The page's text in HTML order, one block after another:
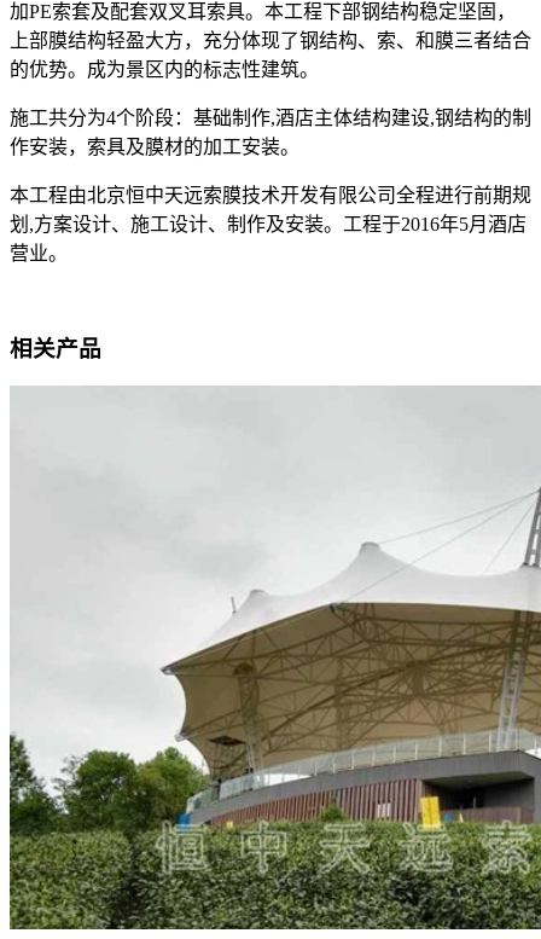
加PE索套及配套双叉耳索具。本工程下部钢结构稳定坚固，
上部膜结构轻盈大方，充分体现了钢结构、索、和膜三者结合
的优势。成为景区内的标志性建筑。
施工共分为4个阶段：基础制作,酒店主体结构建设,钢结构的制
作安装，索具及膜材的加工安装。
本工程由北京恒中天远索膜技术开发有限公司全程进行前期规
划 ,方案设计、施工设计、制作及安装。工程于2016年5月酒店
营业。
相关产品